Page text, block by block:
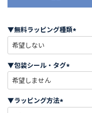
▼無料ラッピング種類
必
)
▼包装シール・タグ
必
)
▼ラッピング方法